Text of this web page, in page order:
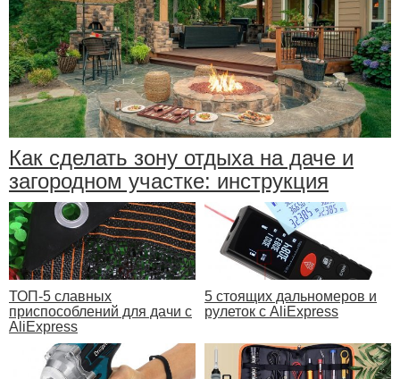
Как сделать зону отдыха на даче и
загородном участке: инструкция
ТОП-5 славных
приспособлений для дачи с
AliExpress
5 стоящих дальномеров и
рулеток с AliExpress